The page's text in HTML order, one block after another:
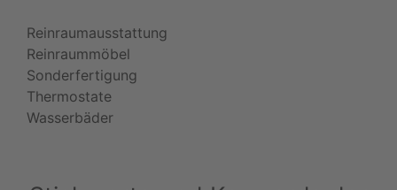
Reinraumausstattung
Reinraummöbel
Sonderfertigung
Thermostate
Wasserbäder